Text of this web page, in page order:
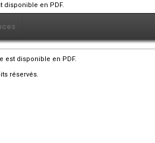
disponible en PDF.
est disponible en PDF.
réservés.